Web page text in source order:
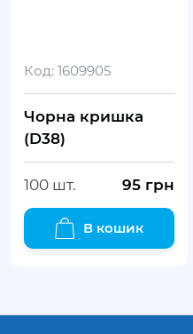
Код: 1609905
Чорна кришка
(D38)
100 шт. 95 грн
В кошик